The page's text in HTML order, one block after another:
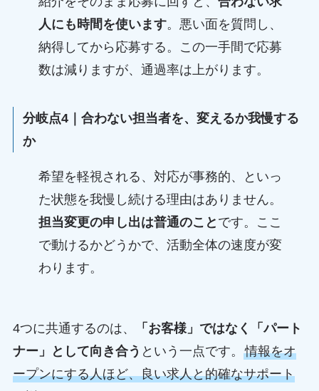
人にも時間を使います。悪い面を質問し、
納得してから応募する。この一手間で応募
数は減りますが、通過率は上がります。
分岐点4｜合わない担当者を、変えるか我慢する
か
希望を軽視される、対応が事務的、といっ
た状態を我慢し続ける理由はありません。
担当変更の申し出は普通のこと です。ここ
で動けるかどうかで、活動全体の速度が変
わります。
4つに共通するのは、
「お客様」ではなく「パート
ナー」として向き合う という一点です。 情報をオ
ープンにする人ほど、良い求人と的確なサポート